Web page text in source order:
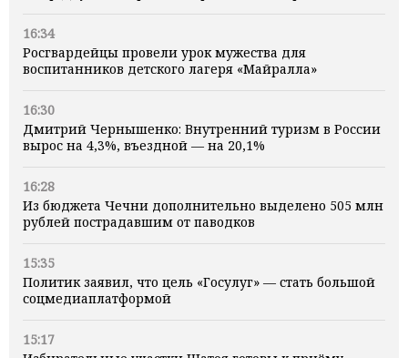
16:34
Росгвардейцы провели урок мужества для
воспитанников детского лагеря «Майралла»
16:30
Дмитрий Чернышенко: Внутренний туризм в России
вырос на 4,3%, въездной — на 20,1%
16:28
Из бюджета Чечни дополнительно выделено 505 млн
рублей пострадавшим от паводков
15:35
Политик заявил, что цель «Госулуг» — стать большой
соцмедиаплатформой
15:17